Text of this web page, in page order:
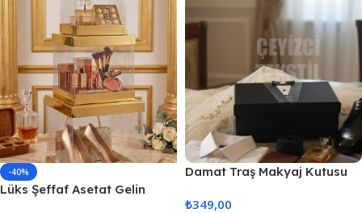
-40%
Lüks Şeffaf Asetat Gelin
Damat Traş Makyaj Kutusu
₺349,00